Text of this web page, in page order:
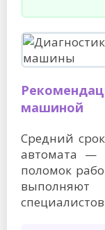
машиной
Средний
автомата —
поломок